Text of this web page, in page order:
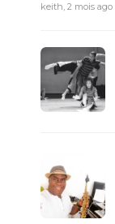
keith, 2 mois ago